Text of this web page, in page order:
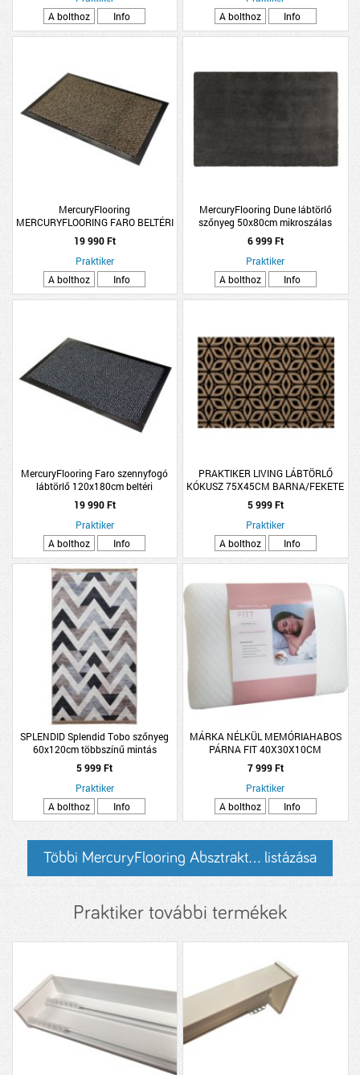
A bolthoz
Info
A bolthoz
Info
MercuryFlooring
MERCURYFLOORING FARO BELTÉRI
SZENNYFOGÓ LÁBTÖRLŐ
120X180CM BARNA
19 990 Ft
Praktiker
A bolthoz
Info
MercuryFlooring Dune lábtörlő
szőnyeg 50x80cm mikroszálas
antracit
6 999 Ft
Praktiker
A bolthoz
Info
MercuryFlooring Faro szennyfogó
lábtörlő 120x180cm beltéri
használatra szürke
19 990 Ft
Praktiker
A bolthoz
Info
PRAKTIKER LIVING LÁBTÖRLŐ
KÓKUSZ 75X45CM BARNA/FEKETE
MINTÁS
5 999 Ft
Praktiker
A bolthoz
Info
SPLENDID Splendid Tobo szőnyeg
60x120cm többszínű mintás
5 999 Ft
Praktiker
A bolthoz
Info
MÁRKA NÉLKÜL MEMÓRIAHABOS
PÁRNA FIT 40X30X10CM
7 999 Ft
Praktiker
A bolthoz
Info
Többi MercuryFlooring Absztrakt... listázása
Praktiker további termékek